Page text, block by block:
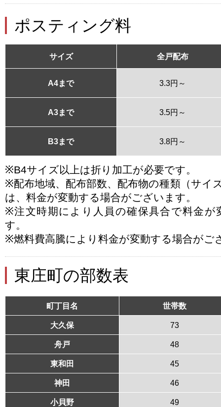
ポスティング料
サイズ 全戸配布
A4まで 3.3円～
A3まで 3.5円～
B3まで 3.8円～
※B4サイズ以上は折り加工が必要です。
※配布地域、配布部数、配布物の種類（サイ
は、料金が変動する場合がございます。
※注文時期により人員の確保具合で料金が
す。
※燃料費高騰により料金が変動する場合がご
東庄町の部数表
町丁目名 世帯数
大久保 73
舟戸 48
東和田 45
神田 46
小貝野 49